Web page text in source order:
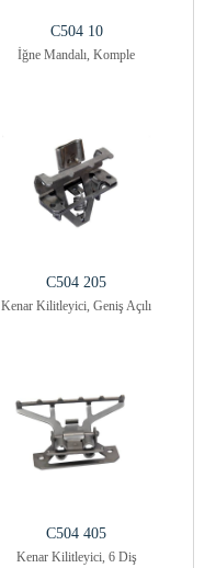
C504 10
İğne Mandalı, Komple
C504 205
Kenar Kilitleyici, Geniş Açılı
C504 405
Kenar Kilitleyici, 6 Diş